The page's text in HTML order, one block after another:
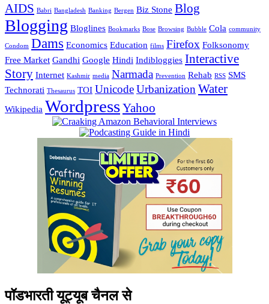
AIDS Babri Bangladesh Banking Bergen Biz Stone Blog
Blogging Bloglines Bookmarks Bose Browsing Bubble Cola community
Condom Dams Economics Education films Firefox Folksonomy
Free Market Gandhi Google Hindi Indibloggies Interactive
Story Internet Kashmir media Narmada Prevention Rehab RSS SMS
Technorati Thesaurus TOI UnicodeUrbanization Water
Wikipedia WordpressYahoo
पॉडभारती यूट्यूब चैनल से